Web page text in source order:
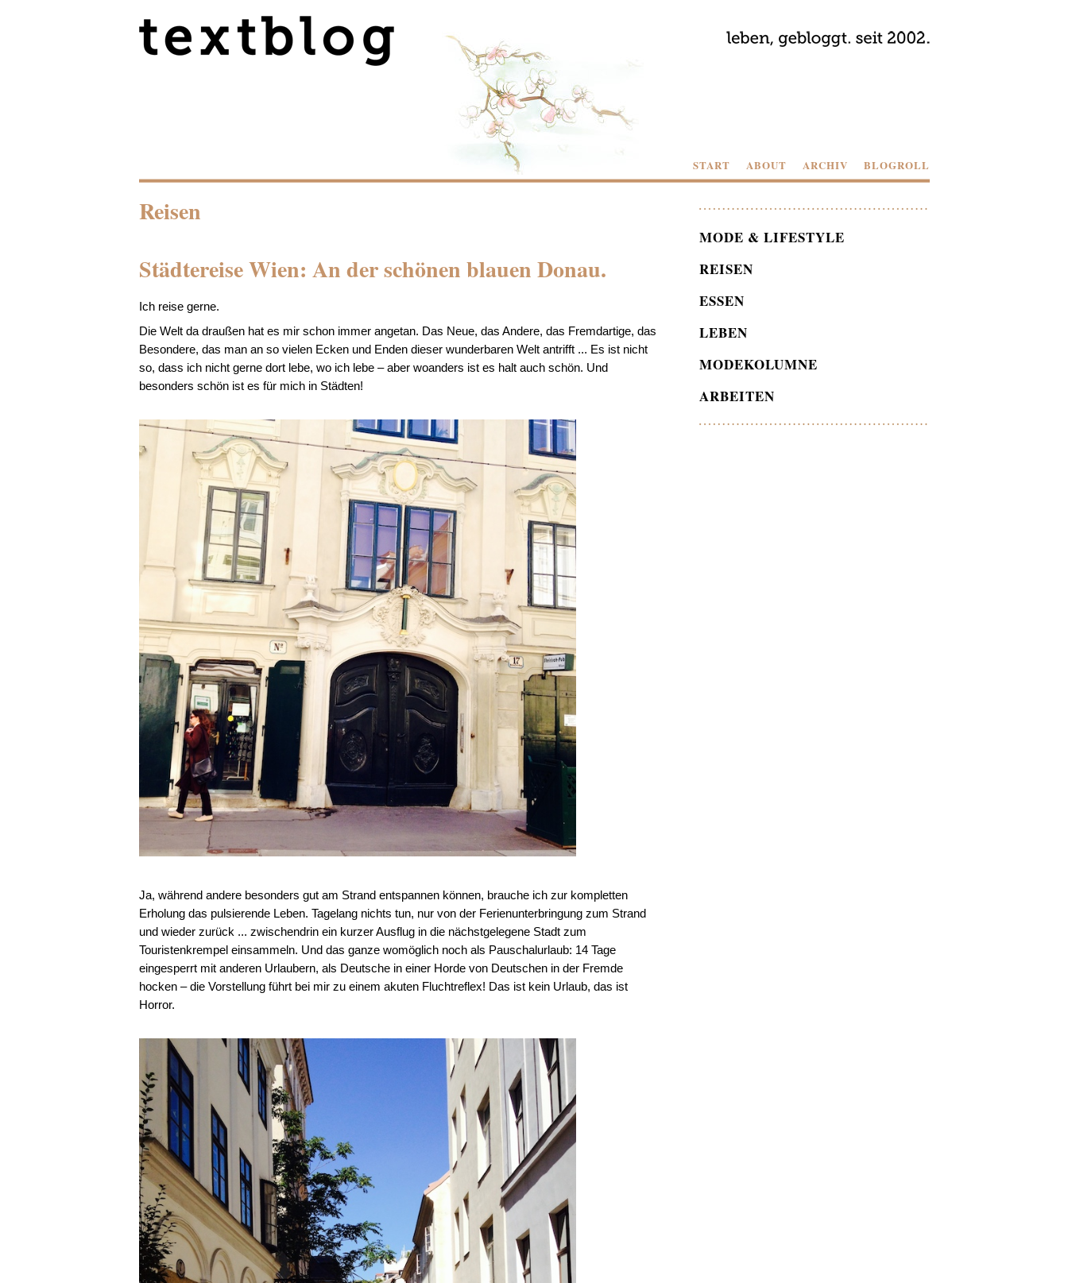
START ABOUT ARCHIV BLOGROLL
Reisen
Städtereise Wien: An der schönen blauen Donau.
Ich reise gerne.
Die Welt da draußen hat es mir schon immer angetan. Das Neue, das Andere, das Fremdartige, das
Besondere, das man an so vielen Ecken und Enden dieser wunderbaren Welt antrifft ... Es ist nicht
so, dass ich nicht gerne dort lebe, wo ich lebe – aber woanders ist es halt auch schön. Und
besonders schön ist es für mich in Städten!
Ja, während andere besonders gut am Strand entspannen können, brauche ich zur kompletten
Erholung das pulsierende Leben. Tagelang nichts tun, nur von der Ferienunterbringung zum Strand
und wieder zurück ... zwischendrin ein kurzer Ausflug in die nächstgelegene Stadt zum
Touristenkrempel einsammeln. Und das ganze womöglich noch als Pauschalurlaub: 14 Tage
eingesperrt mit anderen Urlaubern, als Deutsche in einer Horde von Deutschen in der Fremde
hocken – die Vorstellung führt bei mir zu einem akuten Fluchtreflex! Das ist kein Urlaub, das ist
Horror.
MODE & LIFESTYLE
REISEN
ESSEN
LEBEN
MODEKOLUMNE
ARBEITEN